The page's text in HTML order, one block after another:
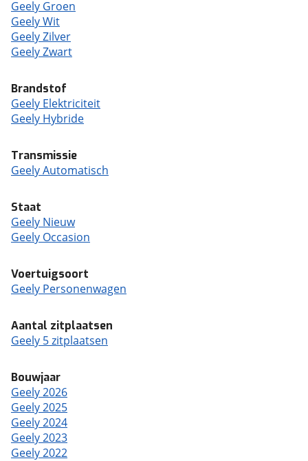
Geely Groen
Geely Wit
Geely Zilver
Geely Zwart
Brandstof
Geely Elektriciteit
Geely Hybride
Transmissie
Geely Automatisch
Staat
Geely Nieuw
Geely Occasion
Voertuigsoort
Geely Personenwagen
Aantal zitplaatsen
Geely 5 zitplaatsen
Bouwjaar
Geely 2026
Geely 2025
Geely 2024
Geely 2023
Geely 2022